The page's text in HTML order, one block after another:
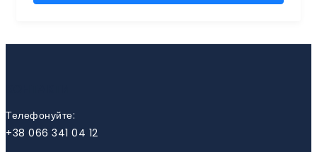
Телефонуйте:
+38 066 341 04 12